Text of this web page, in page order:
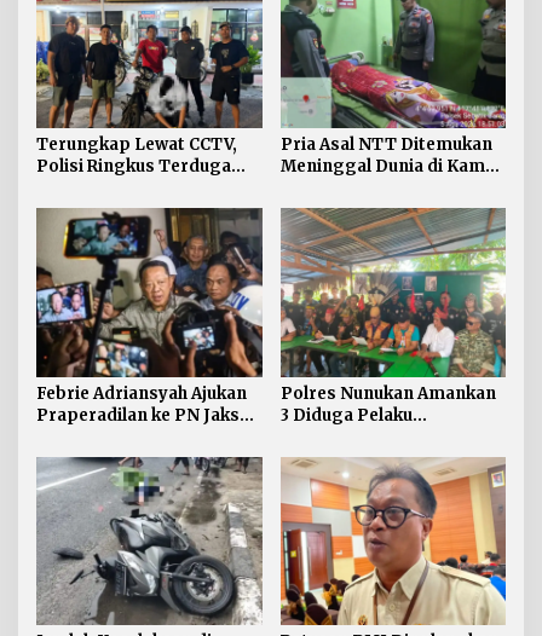
Terungkap Lewat CCTV,
Polisi Ringkus Terduga
Nunukan
Pria Asal NTT Ditemukan
Meninggal Dunia di Kamar
Febrie Adriansyah Ajukan
Praperadilan ke PN Jaksel
Polres Nunukan Amankan
3 Diduga Pelaku